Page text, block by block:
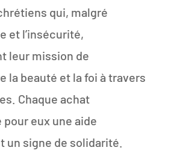
qui, malgré
et l’insécurité,
leur mission de
la beauté et la foi à travers
Chaque achat
eux une aide
un signe de solidarité.